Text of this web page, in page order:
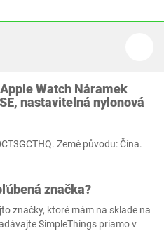
Watch Náramek
nastavitelná nylonová
Země původu: Čína.
značka?
značky, ktoré mám na sklade na
SimpleThings priamo v